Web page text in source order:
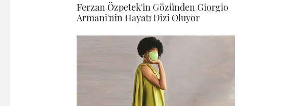
Ferzan Özpetek'in Gözünden Giorgio
Armani'nin Hayatı Dizi Oluyor